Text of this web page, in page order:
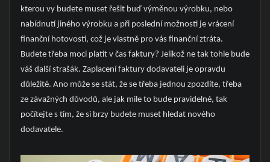
kterou vy budete muset řešit buď výměnou výrobku, nebo
nabídnutí jiného výrobku a při poslední možnosti je vrácení
finanční hotovosti, což je vlastně pro vás finanční ztráta.
Budete třeba moci platit v čas faktury? Jelikož ne tak tohle bude
váš další strašák. Zaplacení faktury dodavateli je opravdu
důležité. Ano může se stát, že se třeba jednou zpozdíte, třeba
ze závažných důvodů, ale jak mile to bude pravidelné, tak
počítejte s tím, že si brzy budete muset hledat nového
dodavatele.